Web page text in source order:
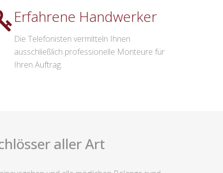
Erfahrene Handwerker
Die Telefonisten vermitteln Ihnen
ausschließlich professionelle Monteure für
Ihren Auftrag.
aller Art